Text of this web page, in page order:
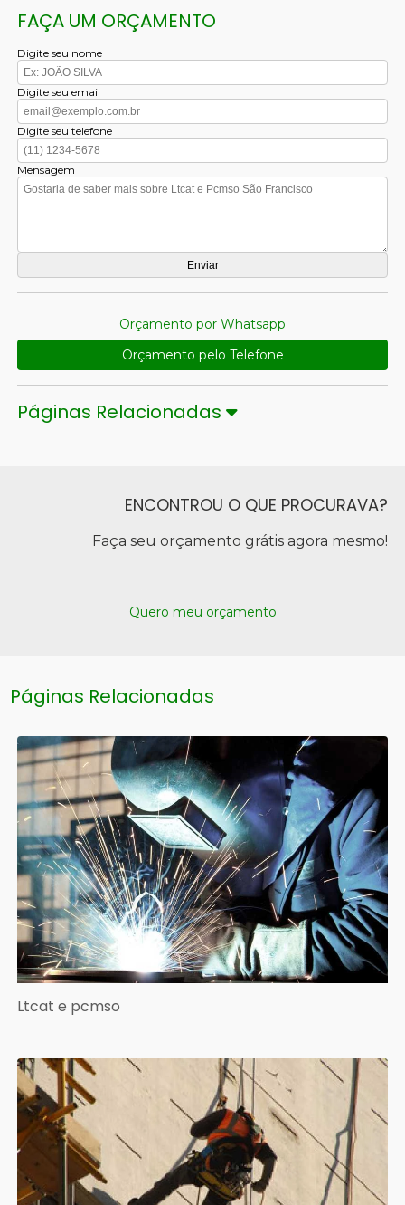
FAÇA UM ORÇAMENTO
Digite seu nome
Digite seu email
Digite seu telefone
Mensagem
Orçamento por Whatsapp
Orçamento pelo Telefone
Páginas Relacionadas
ENCONTROU O QUE PROCURAVA?
Faça seu orçamento grátis agora mesmo!
Quero meu orçamento
Páginas Relacionadas
Ltcat e pcmso